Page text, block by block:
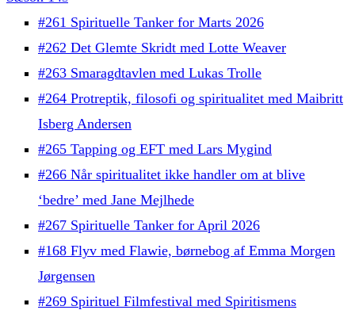
#261 Spirituelle Tanker for Marts 2026
#262 Det Glemte Skridt med Lotte Weaver
#263 Smaragdtavlen med Lukas Trolle
#264 Protreptik, filosofi og spiritualitet med Maibritt
Isberg Andersen
#265 Tapping og EFT med Lars Mygind
#266 Når spiritualitet ikke handler om at blive
‘bedre’ med Jane Mejlhede
#267 Spirituelle Tanker for April 2026
#168 Flyv med Flawie, børnebog af Emma Morgen
Jørgensen
#269 Spirituel Filmfestival med Spiritismens